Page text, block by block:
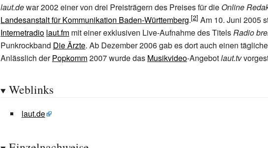
laut.dewar 2002 einer von drei Preisträgern des Preises für die Online
Landesanstalt für Kommunikation Baden-Württemberg. Am 10. Juni 2005
Internetradio laut.fm mit einer exklusiven Live-Aufnahme des TitelsRadio
Punkrockband Die Ärzte. Ab Dezember 2006 gab es dort auch einen
Anlässlich derPopkomm2007 wurde das Musikvideo-Angebotlaut.tv
Weblinks
laut.de